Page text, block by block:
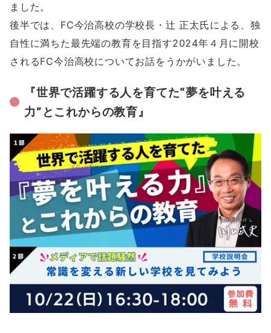
ました。
後半では、FC今治高校の学校長・辻 正太氏による、独
自性に満ちた最先端の教育を目指す2024年４月に開校
されるFC今治高校についてお話をうかがいました。
『世界で活躍する人を育てた“夢を叶える
力”とこれからの教育』